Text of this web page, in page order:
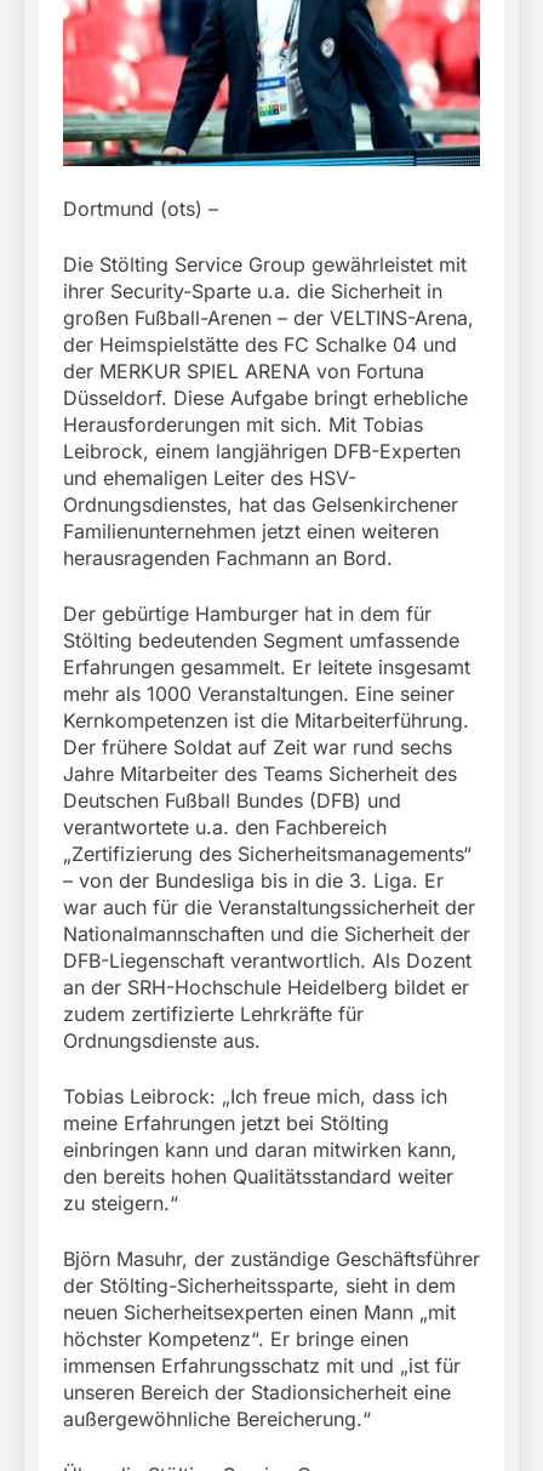
Dortmund (ots) –
Die Stölting Service Group gewährleistet mit
ihrer Security-Sparte u.a. die Sicherheit in
großen Fußball-Arenen – der VELTINS-Arena,
der Heimspielstätte des FC Schalke 04 und
der MERKUR SPIEL ARENA von Fortuna
Düsseldorf. Diese Aufgabe bringt erhebliche
Herausforderungen mit sich. Mit Tobias
Leibrock, einem langjährigen DFB-Experten
und ehemaligen Leiter des HSV-
Ordnungsdienstes, hat das Gelsenkirchener
Familienunternehmen jetzt einen weiteren
herausragenden Fachmann an Bord.
Der gebürtige Hamburger hat in dem für
Stölting bedeutenden Segment umfassende
Erfahrungen gesammelt. Er leitete insgesamt
mehr als 1000 Veranstaltungen. Eine seiner
Kernkompetenzen ist die Mitarbeiterführung.
Der frühere Soldat auf Zeit war rund sechs
Jahre Mitarbeiter des Teams Sicherheit des
Deutschen Fußball Bundes (DFB) und
verantwortete u.a. den Fachbereich
„Zertifizierung des Sicherheitsmanagements“
– von der Bundesliga bis in die 3. Liga. Er
war auch für die Veranstaltungssicherheit der
Nationalmannschaften und die Sicherheit der
DFB-Liegenschaft verantwortlich. Als Dozent
an der SRH-Hochschule Heidelberg bildet er
zudem zertifizierte Lehrkräfte für
Ordnungsdienste aus.
Tobias Leibrock: „Ich freue mich, dass ich
meine Erfahrungen jetzt bei Stölting
einbringen kann und daran mitwirken kann,
den bereits hohen Qualitätsstandard weiter
zu steigern.“
Björn Masuhr, der zuständige Geschäftsführer
der Stölting-Sicherheitssparte, sieht in dem
neuen Sicherheitsexperten einen Mann „mit
höchster Kompetenz“. Er bringe einen
immensen Erfahrungsschatz mit und „ist für
unseren Bereich der Stadionsicherheit eine
außergewöhnliche Bereicherung.“